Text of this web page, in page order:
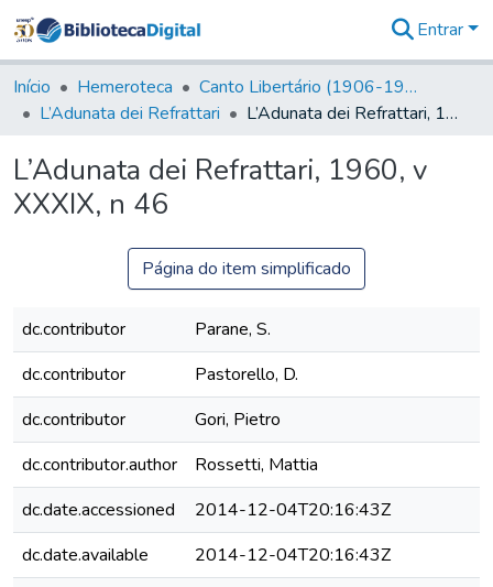
&
Coleções
Tudo na
Digital
Entrar
Início Hemeroteca
Canto Libertário (1906-1995)
L’Adunata dei Refrattari
L’Adunata dei Refrattari, 1960, v XXXIX, n 46
L’Adunata dei Refrattari, 1960, v
XXXIX, n 46
Página do item simplificado
dc.contributor
Parane, S.
dc.contributor
Pastorello, D.
dc.contributor
Gori, Pietro
dc.contributor.author
Rossetti, Mattia
dc.date.accessioned
2014-12-04T20:16:43Z
dc.date.available
2014-12-04T20:16:43Z